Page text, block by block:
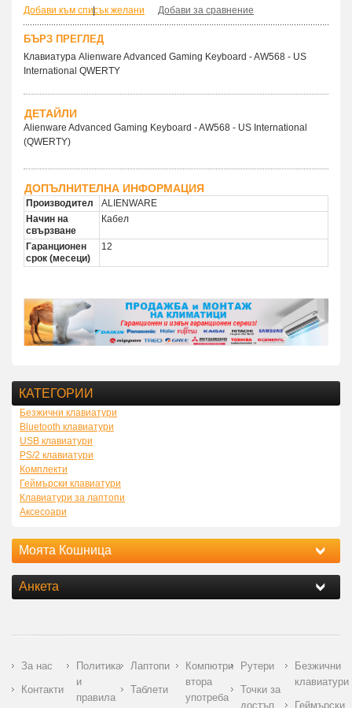
Добави към списък желани
| Добави за сравнение
БЪРЗ ПРЕГЛЕД
Клавиатура Alienware Advanced Gaming Keyboard - AW568 - US
International QWERTY
ДЕТАЙЛИ
Alienware Advanced Gaming Keyboard - AW568 - US International
(QWERTY)
ДОПЪЛНИТЕЛНА ИНФОРМАЦИЯ
Производител
ALIENWARE
Начин на
свързване
Кабел
Гаранционен
срок (месеци)
12
КАТЕГОРИИ
Безжични клавиатури
Bluetooth клавиатури
USB клавиатури
PS/2 клавиатури
Комплекти
Геймърски клавиатури
Клавиатури за лаптопи
Аксесоари
Моята Кошница
Анкета
За нас
Контакти
Политика
и
правила
Лаптопи
Таблети
Компютри
втора
употреба
Рутери
Точки за
достъп
Безжични
клавиатури
Геймърски